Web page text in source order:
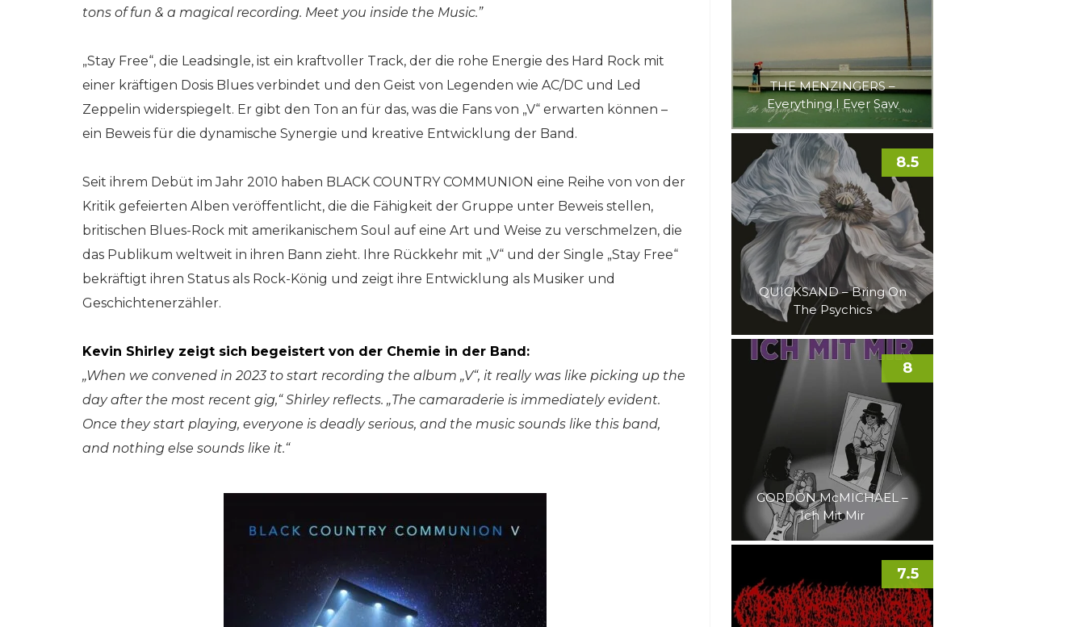
tons of fun & a magical recording. Meet you inside the Music.”
„Stay Free“, die Leadsingle, ist ein kraftvoller Track, der die rohe Energie des Hard Rock mit
einer kräftigen Dosis Blues verbindet und den Geist von Legenden wie AC/DC und Led
Zeppelin widerspiegelt. Er gibt den Ton an für das, was die Fans von „V“ erwarten können –
ein Beweis für die dynamische Synergie und kreative Entwicklung der Band.
Seit ihrem Debüt im Jahr 2010 haben BLACK COUNTRY COMMUNION eine Reihe von von der
Kritik gefeierten Alben veröffentlicht, die die Fähigkeit der Gruppe unter Beweis stellen,
britischen Blues-Rock mit amerikanischem Soul auf eine Art und Weise zu verschmelzen, die
das Publikum weltweit in ihren Bann zieht. Ihre Rückkehr mit „V“ und der Single „Stay Free“
bekräftigt ihren Status als Rock-König und zeigt ihre Entwicklung als Musiker und
Geschichtenerzähler.
Kevin Shirley zeigt sich begeistert von der Chemie in der Band:
„When we convened in 2023 to start recording the album „V“, it really was like picking up the
day after the most recent gig,“ Shirley reflects. „The camaraderie is immediately evident.
Once they start playing, everyone is deadly serious, and the music sounds like this band,
and nothing else sounds like it.“
THE MENZINGERS –
Everything I Ever Saw
QUICKSAND – Bring On
The Psychics
8.5
GORDON McMICHAEL –
Ich Mit Mir
8
7.5